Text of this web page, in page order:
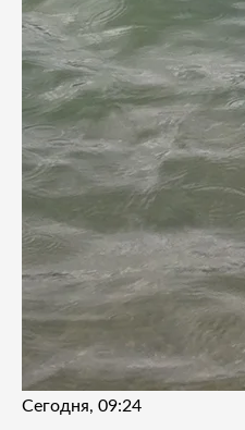
Сегодня, 09:24